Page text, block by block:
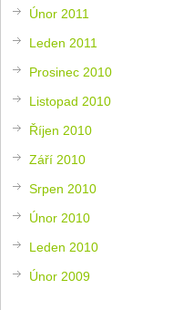
Únor 2011
Leden 2011
Prosinec 2010
Listopad 2010
Říjen 2010
Září 2010
Srpen 2010
Únor 2010
Leden 2010
Únor 2009